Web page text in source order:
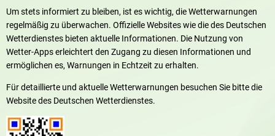
Um stets informiert zu bleiben, ist es wichtig, die Wetterwarnungen
regelmäßig zu überwachen. Offizielle Websites wie die des Deutschen
Wetterdienstes bieten aktuelle Informationen. Die Nutzung von
Wetter-Apps erleichtert den Zugang zu diesen Informationen und
ermöglichen es, Warnungen in Echtzeit zu erhalten.
Für detaillierte und aktuelle Wetterwarnungen besuchen Sie bitte die
Website des Deutschen Wetterdienstes.